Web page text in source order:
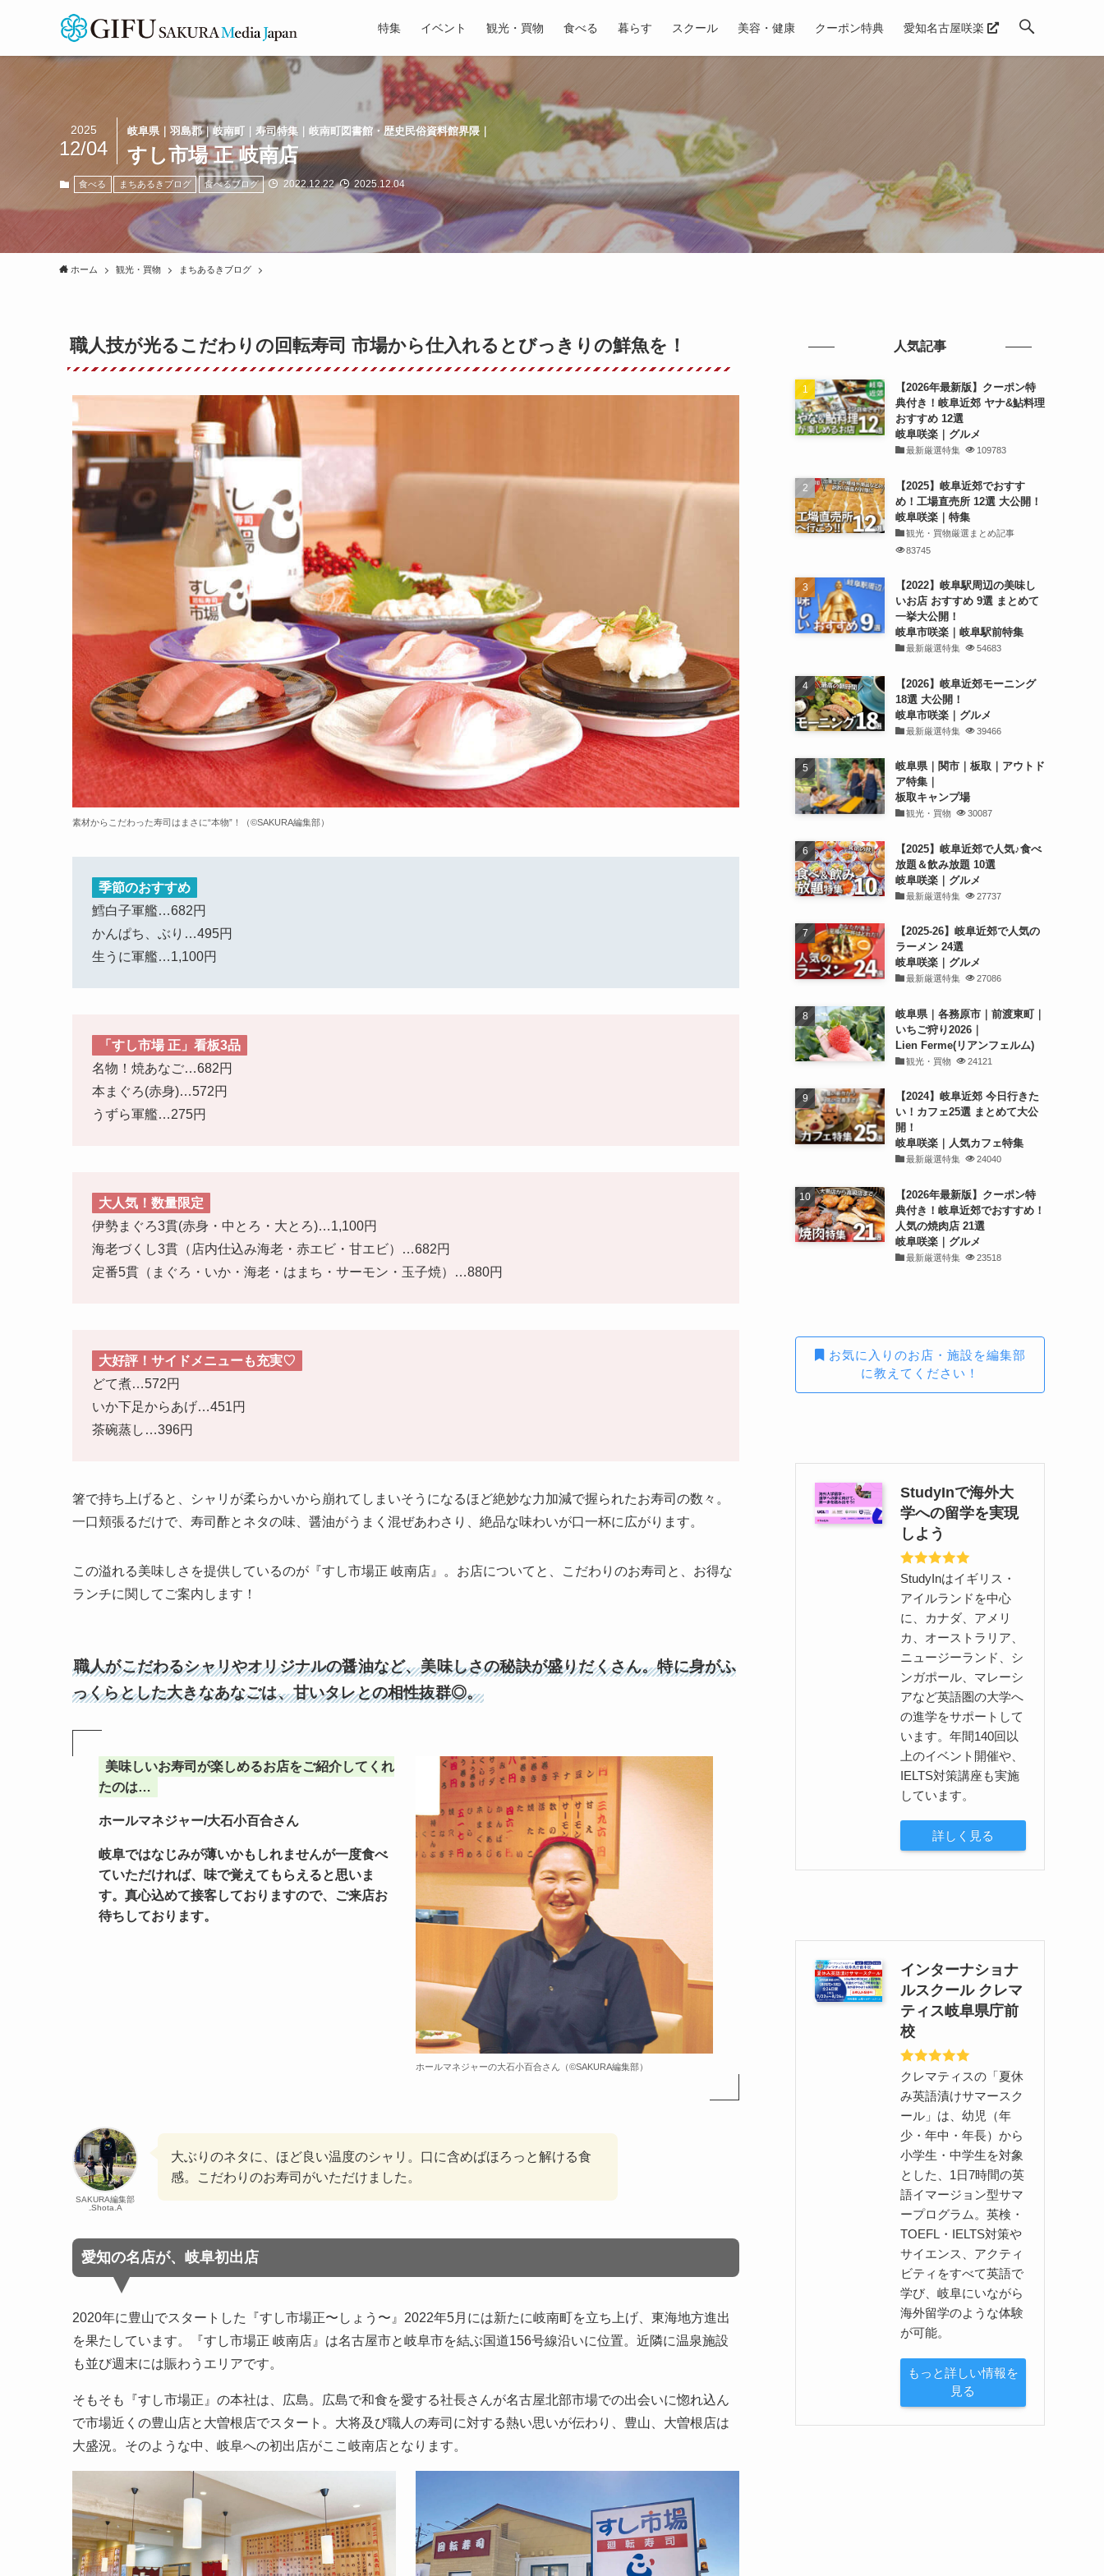
特集 イベント 観光・買物 食べる 暮らす スクール 美容・健康 クーポン特典 愛知名古屋咲楽
岐阜県｜羽島郡｜岐南町｜寿司特集｜岐南町図書館・歴史民俗資料館界隈｜
すし市場 正 岐南店
2025
12/04
食べる まちあるきブログ 食べるブログ 2022.12.22 2025.12.04
ホーム 観光・買物 まちあるきブログ
職人技が光るこだわりの回転寿司 市場から仕入れるとびっきりの鮮魚を！
素材からこだわった寿司はまさに“本物”！（©️SAKURA編集部）
季節のおすすめ
鱈白子軍艦…682円
かんぱち、ぶり …495円
生うに軍艦…1,100円
「すし市場 正」看板3品
名物！焼あなご…682円
本まぐろ(赤身)…572円
うずら軍艦…275円
大人気！数量限定
伊勢まぐろ3貫(赤身・中とろ・大とろ)…1,100円
海老づくし3貫（店内仕込み海老・赤エビ・甘エビ）
…682円
定番5貫（まぐろ・いか・海老・はまち・サーモン・玉子焼）
…880円
大好評！サイドメニューも充実♡
どて煮…572円
いか下足からあげ…451円
茶碗蒸し …396円
箸で持ち上げると、シャリが柔らかいから崩れてしまいそうになるほど絶妙な力加減で握られたお寿司の数々。
一口頬張るだけで、寿司酢とネタの味、醤油がうまく混ぜあわさり、絶品な味わいが口一杯に広がります。
この溢れる美味しさを提供しているのが『すし市場正 岐南店』。お店についてと、こだわりのお寿司と、お得な
ランチに関してご案内します！
職人がこだわるシャリやオリジナルの醤油など、美味しさの秘訣が盛りだくさん。特に身がふ
っくらとした大きなあなごは、甘いタレとの相性抜群◎。
美味しいお寿司が楽しめるお店をご紹介してくれ
たのは…
ホールマネジャー/大石小百合さん
岐阜ではなじみが薄いかもしれませんが一度食べ
ていただければ、味で覚えてもらえると思いま
す。真心込めて接客しておりますので、ご来店お
待ちしております。
ホールマネジャーの大石小百合さん（©️SAKURA編集部）
SAKURA編集部
₋Shota.A
大ぶりのネタに、ほど良い温度のシャリ。口に含めばほろっと解ける食
感。こだわりのお寿司がいただけました。
愛知の名店が、岐阜初出店
2020年に豊山でスタートした『すし市場正〜しょう〜』2022年5月には新たに岐南町を立ち上げ、東海地方進出
を果たしています。『すし市場正 岐南店』は名古屋市と岐阜市を結ぶ国道156号線沿いに位置。近隣に温泉施設
も並び週末には賑わうエリアです。
そもそも『すし市場正』の本社は、広島。広島で和食を愛する社長さんが名古屋北部市場での出会いに惚れ込ん
で市場近くの豊山店と大曽根店でスタート。大将及び職人の寿司に対する熱い思いが伝わり、豊山、大曽根店は
大盛況。そのような中、岐阜への初出店がここ岐南店となります。
人気記事
【2026年最新版】クーポン特
典付き！岐阜近郊 ヤナ&鮎料理
おすすめ 12選
岐阜咲楽｜グルメ
最新厳選特集 109783
【2025】岐阜近郊でおすす
め！工場直売所 12選 大公開！
岐阜咲楽｜特集
観光・買物厳選まとめ記事
83745
【2022】岐阜駅周辺の美味し
いお店 おすすめ 9選 まとめて
一挙大公開！
岐阜市咲楽｜岐阜駅前特集
最新厳選特集 54683
【2026】岐阜近郊モーニング
18選 大公開！
岐阜市咲楽｜グルメ
最新厳選特集 39466
岐阜県｜関市｜板取｜アウトド
ア特集｜
板取キャンプ場
観光・買物 30087
【2025】岐阜近郊で人気♪食べ
放題＆飲み放題 10選
岐阜咲楽｜グルメ
最新厳選特集 27737
【2025-26】岐阜近郊で人気の
ラーメン 24選
岐阜咲楽｜グルメ
最新厳選特集 27086
岐阜県｜各務原市｜前渡東町｜
いちご狩り2026｜
Lien Ferme(リアンフェルム)
観光・買物 24121
【2024】岐阜近郊 今日行きた
い！カフェ25選 まとめて大公
開！
岐阜咲楽｜人気カフェ特集
最新厳選特集 24040
【2026年最新版】クーポン特
典付き！岐阜近郊でおすすめ！
人気の焼肉店 21選
岐阜咲楽｜グルメ
最新厳選特集 23518
お気に入りのお店・施設を編集部
に教えてください！
StudyInで海外大
学への留学を実現
しよう
StudyInはイギリス・
アイルランドを中心
に、カナダ、アメリ
カ、オーストラリア、
ニュージーランド、シ
ンガポール、マレーシ
アなど英語圏の大学へ
の進学をサポートして
います。年間140回以
上のイベント開催や、
IELTS対策講座も実施
しています。
詳しく見る
インターナショナ
ルスクール クレマ
ティス岐阜県庁前
校
クレマティスの「夏休
み英語漬けサマースク
ール」は、幼児（年
少・年中・年長）から
小学生・中学生を対象
とした、1日7時間の英
語イマージョン型サマ
ープログラム。英検・
TOEFL・IELTS対策や
サイエンス、アクティ
ビティをすべて英語で
学び、岐阜にいながら
海外留学のような体験
が可能。
もっと詳しい情報を
見る